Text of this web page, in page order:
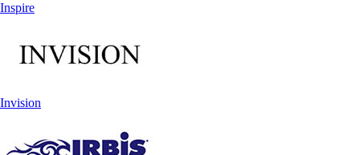
Inspire
Invision